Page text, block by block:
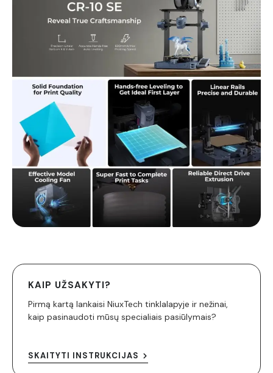
KAIP UŽSAKYTI?
Pirmą kartą lankaisi NiuxTech tinklalapyje ir nežinai,
kaip pasinaudoti mūsų specialiais pasiūlymais?
SKAITYTI INSTRUKCIJAS